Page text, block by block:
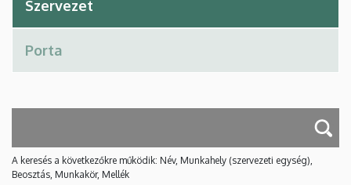
A keresés a következőkre működik: Név, Munkahely (szervezeti egység),
Beosztás, Munkakör, Mellék